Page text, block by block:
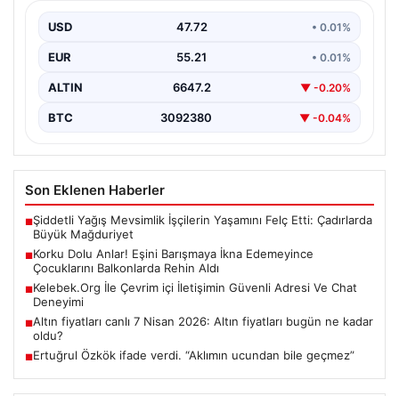
Erzurum'da yaşanan bu korkutucu olay, aile içi
doğurabileceğinin acı…
USD 47.72 • 0.01%
EUR 55.21 • 0.01%
ALTIN 6647.2 ▼ -0.20%
BTC 3092380 ▼ -0.04%
Son Eklenen Haberler
■Şiddetli Yağış Mevsimlik İşçilerin Yaşamını Felç Etti: Çadırlarda
Büyük Mağduriyet
■Korku Dolu Anlar! Eşini Barışmaya İkna Edemeyince
Çocuklarını Balkonlarda Rehin Aldı
■Kelebek.Org İle Çevrim içi İletişimin Güvenli Adresi Ve Chat
Deneyimi
■Altın fiyatları canlı 7 Nisan 2026: Altın fiyatları bugün ne kadar
oldu?
■Ertuğrul Özkök ifade verdi. “Aklımın ucundan bile geçmez”